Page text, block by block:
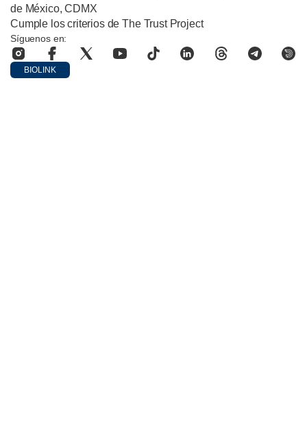
de México, CDMX
Cumple los criterios de The Trust Project
Síguenos en:
BIOLINK